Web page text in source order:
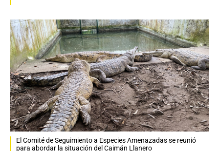
El Comité de Seguimiento a Especies Amenazadas se reunió
para abordar la situación del Caimán Llanero